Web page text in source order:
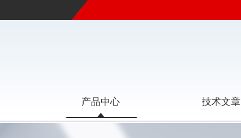
产品中心 技术文章